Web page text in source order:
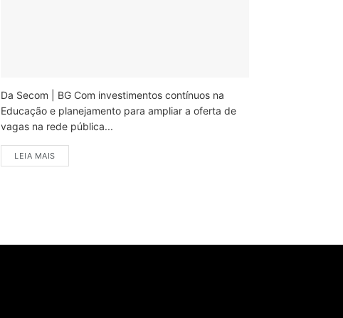
Da Secom | BG Com investimentos contínuos na
Educação e planejamento para ampliar a oferta de
vagas na rede pública...
LEIA MAIS